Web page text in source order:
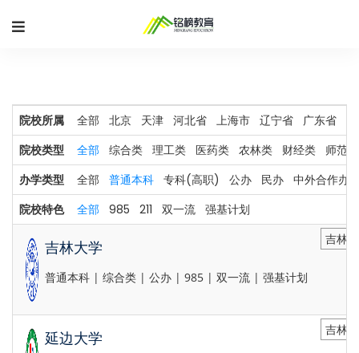
院校所属 全部 北京 天津 河北省 上海市 辽宁省 广东省
院校类型 全部 综合类 理工类 医药类 农林类 财经类 师范类
办学类型 全部 普通本科 专科(高职) 公办 民办 中外合作办
院校特色 全部 985 211 双一流 强基计划
吉林大学
普通本科 | 综合类 | 公办 | 985 | 双一流 | 强基计划
吉林
延边大学 吉林